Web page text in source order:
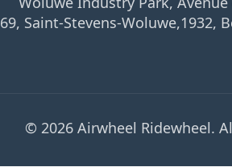
69, Saint-Stevens-Woluwe,1932,
© 2026 Airwheel Ridewheel.